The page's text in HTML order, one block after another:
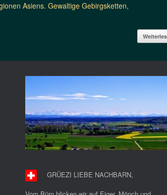
Asiens. Gewaltige Gebirgsketten,
GRÜEZI LIEBE NACHBARN,